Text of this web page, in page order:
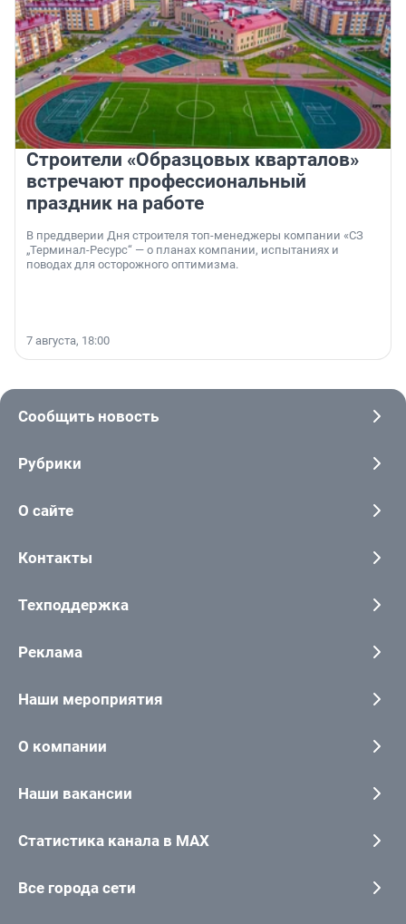
Строители «Образцовых кварталов»
встречают профессиональный
праздник на работе
В преддверии Дня строителя топ-менеджеры компании «СЗ
„Терминал-Ресурс“ — о планах компании, испытаниях и
поводах для осторожного оптимизма.
7 августа, 18:00
Сообщить новость
Рубрики
О сайте
Контакты
Техподдержка
Реклама
Наши мероприятия
О компании
Наши вакансии
Статистика канала в MAX
Все города сети